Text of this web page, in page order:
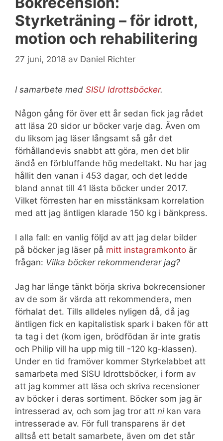
Styrketräning – för idrott,
motion och rehabilitering
27 juni, 2018 av Daniel Richter
I samarbete med SISU Idrottsböcker.
Någon gång för över ett år sedan fick jag rådet
att läsa 20 sidor ur böcker varje dag. Även om
du liksom jag läser långsamt så går det
förhållandevis snabbt att göra, men det blir
ändå en förbluffande hög medeltakt. Nu har jag
hållit den vanan i 453 dagar, och det ledde
bland annat till 41 lästa böcker under 2017.
Vilket förresten har en misstänksam korrelation
med att jag äntligen klarade 150 kg i bänkpress.
I alla fall: en vanlig följd av att jag delar bilder
på böcker jag läser på mitt instagramkonto är
frågan: Vilka böcker rekommenderar jag?
Jag har länge tänkt börja skriva bokrecensioner
av de som är värda att rekommendera, men
förhalat det. Tills alldeles nyligen då, då jag
äntligen fick en kapitalistisk spark i baken för att
ta tag i det (kom igen, brödfödan är inte gratis
och Philip vill ha upp mig till -120 kg-klassen).
Under en tid framöver kommer Styrkelabbet att
samarbeta med SISU Idrottsböcker, i form av
att jag kommer att läsa och skriva recensioner
av böcker i deras sortiment. Böcker som jag är
intresserad av, och som jag tror att ni kan vara
intresserade av. För full transparens är det
alltså ett betalt samarbete, även om det står